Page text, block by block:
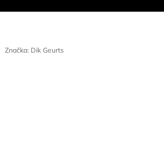
Značka: Dik Geurts